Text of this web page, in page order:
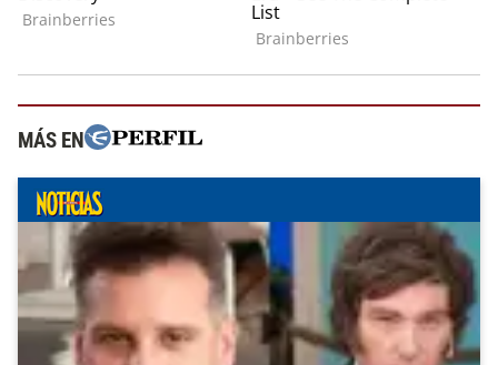
MÁS EN